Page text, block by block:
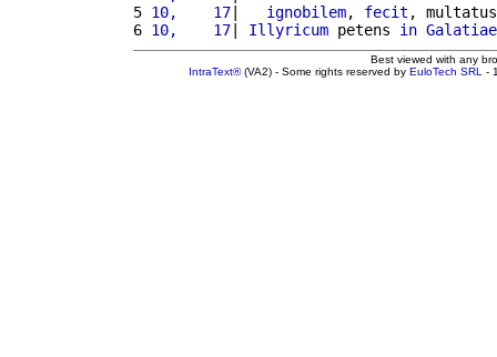
5 10,    17| ignobilem, fecit ,
6 10,    17| Illyricum petens in Galatiae
Best viewed with any
IntraText®(VA2) - Some rights reserved by EuloTech SRL -